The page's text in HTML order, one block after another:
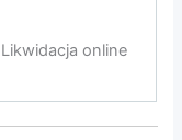
Likwidacja online